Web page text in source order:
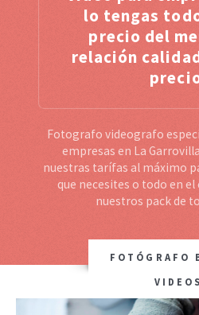
lo tengas
precio del
relación
Fotografo videografo
empresas en La
nuestras tarífas al máximo
que necesites o todo en el
nuestros pack de
FOTÓGRAFO
VIDEOS